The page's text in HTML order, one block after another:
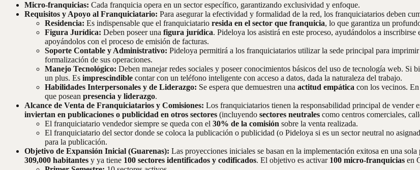
Micro-franquicias: Cada franquicia opera en un sector específico, garantizando exclusividad y enfoque.
Requisitos y Apoyo al Franquiciatario: Para asegurar la efectividad y formalidad de la red, los franquiciatarios deben
Residencia: Es indispensable que el franquiciatario resida en el sector que franquicia, lo que garantiza un
Figura Jurídica: Deben poseer una figura jurídica. Pideloya los asistirá en este proceso, ayudándolos a
apoyándolos con el proceso de emisión de facturas.
Soporte Contable y Administrativo: Pideloya permitirá a los franquiciatarios utilizar la sede principal para
formalización de sus operaciones.
Manejo Tecnológico: Deben manejar redes sociales y poseer conocimientos básicos del uso de tecnología web.
un plus. Es imprescindible contar con un teléfono inteligente con acceso a datos, dada la naturaleza del trabajo.
Habilidades Interpersonales y de Liderazgo: Se espera que demuestren una actitud empática con los vecinos.
que posean presencia y liderazgo.
Alcance de Venta de Franquiciatarios y Comisiones: Los franquiciatarios tienen la responsabilidad principal de vender
inviertan en publicaciones o publicidad en otros sectores (incluyendo sectores neutrales como centros comerciales,
El franquiciatario vendedor siempre se queda con el 30% de la comisión sobre la venta realizada.
El franquiciatario del sector donde se coloca la publicación o publicidad (o Pideloya si es un sector neutral no
para la publicación.
Objetivo de Expansión Inicial (Guarenas): Las proyecciones iniciales se basan en la implementación exitosa en una sola
309,000 habitantes y ya tiene 100 sectores identificados y codificados. El objetivo es activar 100 micro-franquicias en